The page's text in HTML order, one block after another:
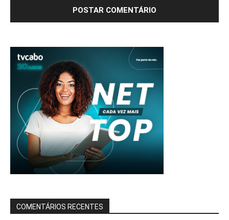
COMENTÁRIOS RECENTES